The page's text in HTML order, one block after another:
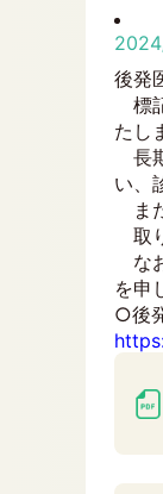
後発
標
たし
長
い、
ま
取
な
を申
○後